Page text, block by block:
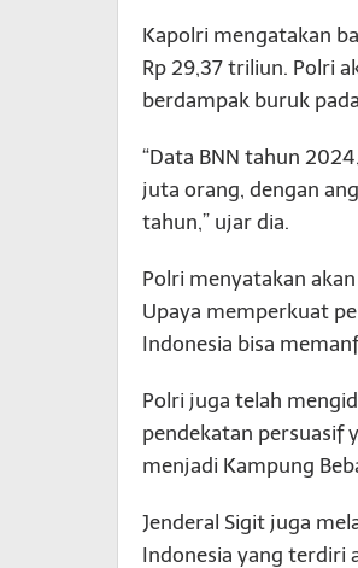
Kapolri mengatakan
Rp 29,37 triliun. Polri
berdampak buruk
“Data BNN tahun
juta orang, dengan
tahun,” ujar dia.
Polri menyatakan
Upaya memperkuat
Indonesia bisa
Polri juga telah
pendekatan persuasif
menjadi Kampung
Jenderal Sigit juga
Indonesia yang terdiri